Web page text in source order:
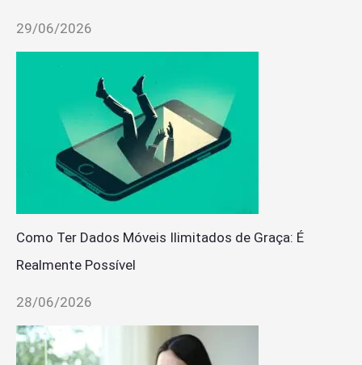
29/06/2026
Como Ter Dados Móveis Ilimitados de Graça: É
Realmente Possível
28/06/2026